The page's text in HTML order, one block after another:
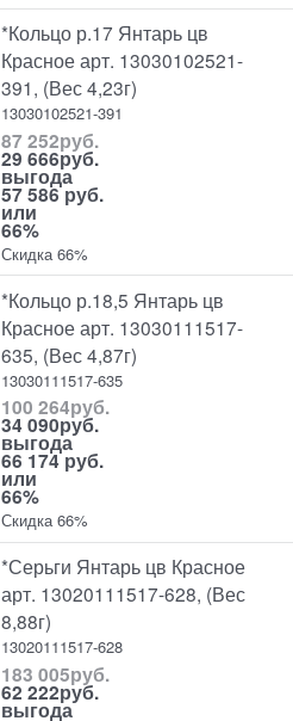
*Кольцо р.17 Янтарь цв
Красное арт. 13030102521-
391, (Вес 4,23г)
13030102521-391
87 252руб.
29 666руб.
выгода
57 586 руб.
или
66%
Скидка 66%
*Кольцо р.18,5 Янтарь цв
Красное арт. 13030111517-
635, (Вес 4,87г)
13030111517-635
100 264руб.
34 090руб.
выгода
66 174 руб.
или
66%
Скидка 66%
*Серьги Янтарь цв Красное
арт. 13020111517-628, (Вес
8,88г)
13020111517-628
183 005руб.
62 222руб.
выгода